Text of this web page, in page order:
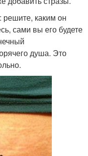
каким он
сами вы его будете
душа. Это